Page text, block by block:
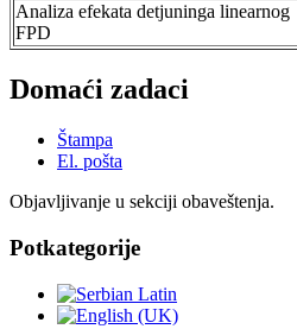
Analiza efekata detjuninga linearnog
FPD
Domaći zadaci
Štampa
El. pošta
Objavljivanje u sekciji obaveštenja.
Potkategorije